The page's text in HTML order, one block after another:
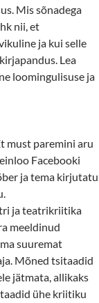
Mis sõnadega
nii, et
ja kui selle
Lea
loomingulisuse ja
must paremini aru
Facebooki
ja tema kirjutatu
ja teatrikriitika
meeldinud
suuremat
Mõned tsitaadid
jätmata, allikaks
ühe kriitiku